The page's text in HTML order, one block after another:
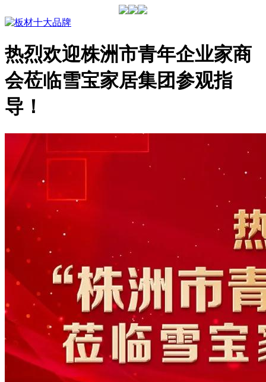
热烈欢迎株洲市青年企业家商
会莅临雪宝家居集团参观指
导！